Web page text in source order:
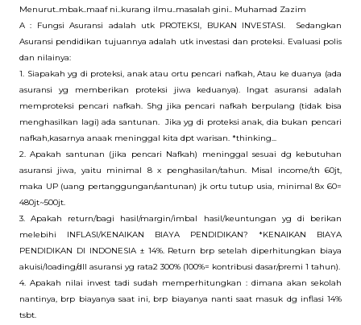
Menurut..mbak..maaf ni..kurang ilmu..masalah gini.. Muhamad Zazim
A : Fungsi Asuransi adalah utk PROTEKSI, BUKAN INVESTASI. Sedangkan
Asuransi pendidikan tujuannya adalah utk investasi dan proteksi. Evaluasi polis
dan nilainya:
1. Siapakah yg di proteksi, anak atau ortu pencari nafkah, Atau ke duanya (ada
asuransi yg memberikan proteksi jiwa keduanya). Ingat asuransi adalah
memproteksi pencari nafkah. Shg jika pencari nafkah berpulang (tidak bisa
menghasilkan lagi) ada santunan. Jika yg di proteksi anak, dia bukan pencari
nafkah,kasarnya anaak meninggal kita dpt warisan. *thinking...
2. Apakah santunan (jika pencari Nafkah) meninggal sesuai dg kebutuhan
asuransi jiwa, yaitu minimal 8 x penghasilan/tahun. Misal income/th 60jt,
maka UP (uang pertanggungan/santunan) jk ortu tutup usia, minimal 8x 60=
480jt~500jt.
3. Apakah return/bagi hasil/margin/imbal hasil/keuntungan yg di berikan
melebihi INFLASI/KENAIKAN BIAYA PENDIDIKAN? *KENAIKAN BIAYA
PENDIDIKAN DI INDONESIA ± 14%. Return brp setelah diperhitungkan biaya
akuisi/loading/dll asuransi yg rata2 300% (100%= kontribusi dasar/premi 1 tahun).
4. Apakah nilai invest tadi sudah memperhitungkan : dimana akan sekolah
nantinya, brp biayanya saat ini, brp biayanya nanti saat masuk dg inflasi 14%
tsbt.